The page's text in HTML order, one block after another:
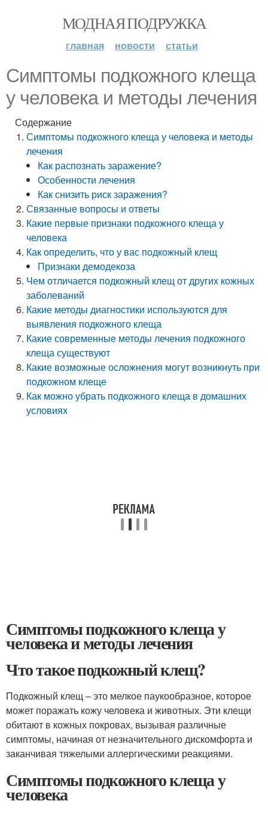
МОДНАЯ ПОДРУЖКА
главная новости статьи
Симптомы подкожного клеща
у человека и методы лечения
Содержание
Симптомы подкожного клеща у человека и методы
лечения
Как распознать заражение?
Особенности лечения
Как снизить риск заражения?
Связанные вопросы и ответы
Какие первые признаки подкожного клеща у
человека
Как определить, что у вас подкожный клещ
Признаки демодекоза
Чем отличается подкожный клещ от других кожных
заболеваний
Какие методы диагностики используются для
выявления подкожного клеща
Какие современные методы лечения подкожного
клеща существуют
Какие возможные осложнения могут возникнуть при
подкожном клеще
Как можно убрать подкожного клеща в домашних
условиях
Симптомы подкожного клеща у
человека и методы лечения
Что такое подкожный клещ?
Подкожный клещ – это мелкое паукообразное, которое
может поражать кожу человека и животных. Эти клещи
обитают в кожных покровах, вызывая различные
симптомы, начиная от незначительного дискомфорта и
заканчивая тяжелыми аллергическими реакциями.
Симптомы подкожного клеща у
человека